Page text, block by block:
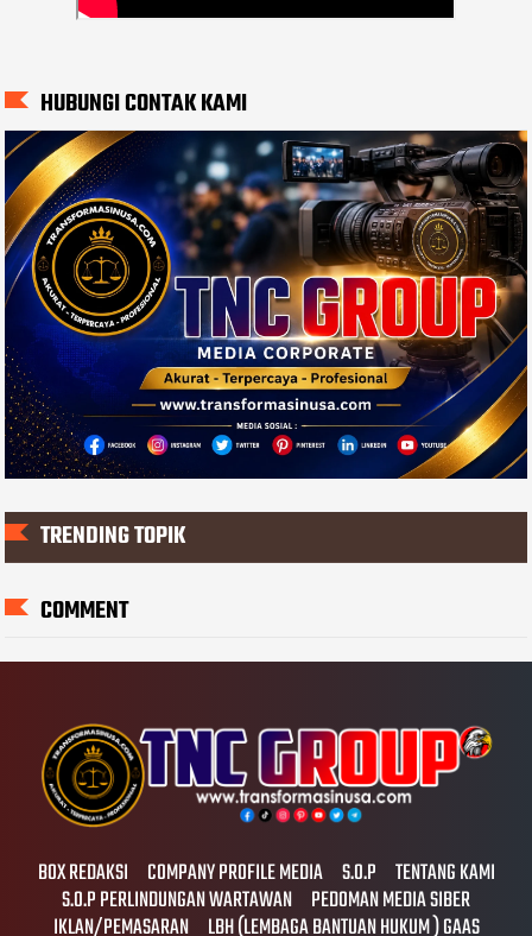
HUBUNGI CONTAK KAMI
TRENDING TOPIK
COMMENT
BOX REDAKSI COMPANY PROFILE MEDIA S.O.P TENTANG KAMI
S.O.P PERLINDUNGAN WARTAWAN PEDOMAN MEDIA SIBER
IKLAN/PEMASARAN LBH (LEMBAGA BANTUAN HUKUM ) GAAS